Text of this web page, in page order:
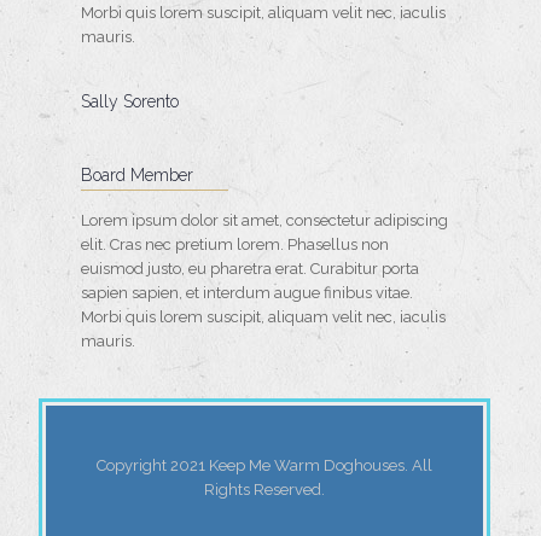
Morbi quis lorem suscipit, aliquam velit nec, iaculis
mauris.
Sally Sorento
Board Member
Lorem ipsum dolor sit amet, consectetur adipiscing
elit. Cras nec pretium lorem. Phasellus non
euismod justo, eu pharetra erat. Curabitur porta
sapien sapien, et interdum augue finibus vitae.
Morbi quis lorem suscipit, aliquam velit nec, iaculis
mauris.
Copyright 2021 Keep Me Warm Doghouses. All
Rights Reserved.